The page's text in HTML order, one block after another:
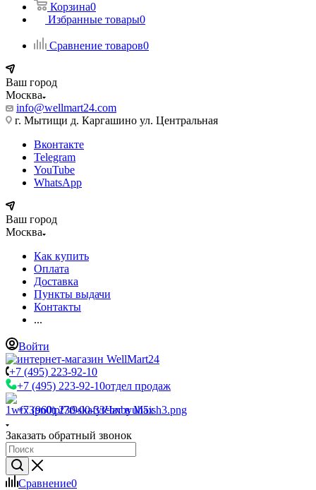
Корзина0
Избранные товары0
Сравнение товаров0
Ваш город
Москва
info@wellmart24.com
г. Мытищи д. Каргашино ул. Центральная
Вконтакте
Telegram
YouTube
WhatsApp
Ваш город
Москва
Как купить
Оплата
Доставка
Пункты выдачи
Контакты
...
Войти
+7 (495) 223-92-10
+7 (495) 223-92-10отдел продаж
+7 (960) 230-00-33Чат в Max
Заказать обратный звонок
Сравнение0